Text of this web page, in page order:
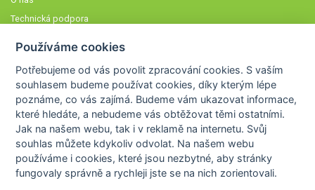
Technická podpora
Členové STOBklubu
Zásady nakládání s osobními údaji
Otestujte se
Spočítejte si
Výzva 52
Používáme cookies
Potřebujeme od vás povolit zpracování cookies. S vaším
souhlasem budeme používat cookies, díky kterým lépe
poznáme,co vás zajímá. Budeme vám ukazovat informace,
které hledáte, a nebudeme vás obtěžovat těmi ostatními.
Jak na našem webu, tak i v reklamě na internetu. Svůj
souhlas můžete kdykoliv odvolat. Na našem webu
používáme i cookies, které jsou nezbytné, aby stránky
fungovaly správně a rychleji jste se na nich zorientovali.